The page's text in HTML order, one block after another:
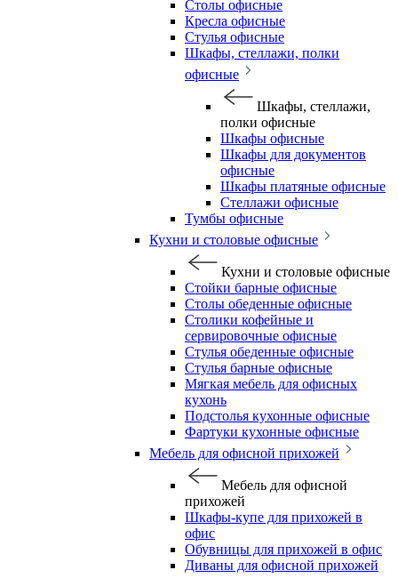
Столы офисные
Кресла офисные
Стулья офисные
Шкафы, стеллажи, полки
офисные
Шкафы, стеллажи,
полки офисные
Шкафы офисные
Шкафы для документов
офисные
Шкафы платяные офисные
Стеллажи офисные
Тумбы офисные
Кухни и столовые офисные
Кухни и столовые офисные
Стойки барные офисные
Столы обеденные офисные
Столики кофейные и
сервировочные офисные
Стулья обеденные офисные
Стулья барные офисные
Мягкая мебель для офисных
кухонь
Подстолья кухонные офисные
Фартуки кухонные офисные
Мебель для офисной прихожей
Мебель для офисной
прихожей
Шкафы-купе для прихожей в
офис
Обувницы для прихожей в офис
Диваны для офисной прихожей